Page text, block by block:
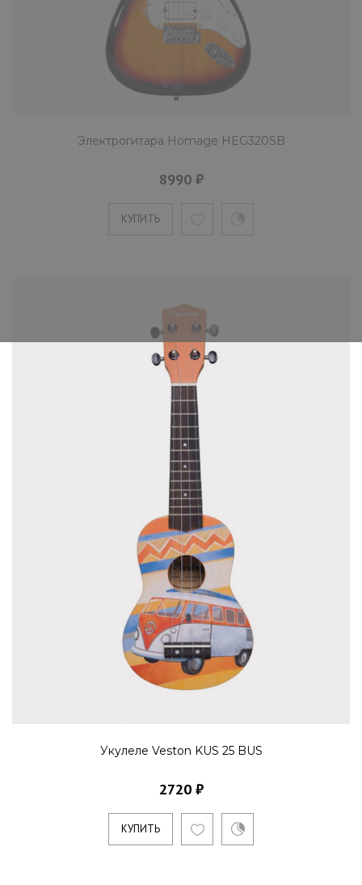
Электрогитара Homage HEG320SB
8990 ₽
КУПИТЬ
Укулеле Veston KUS 25 BUS
2720 ₽
КУПИТЬ